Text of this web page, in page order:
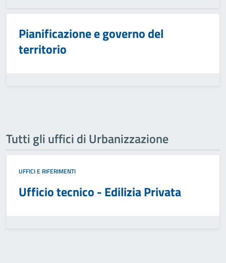
Pianificazione e governo del
territorio
Tutti gli uffici di Urbanizzazione
UFFICI E RIFERIMENTI
Ufficio tecnico - Edilizia Privata